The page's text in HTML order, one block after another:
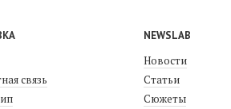
связь
NEWSLAB
Новости
Статьи
Сюжеты